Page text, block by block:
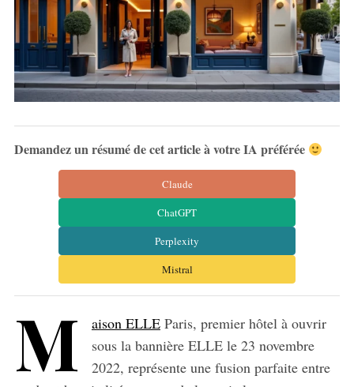
Demandez un résumé de cet article à votre IA préférée
Claude
ChatGPT
Perplexity
Mistral
M aison ELLEParis, premier hôtel à ouvrir
sous la bannière ELLE le 23 novembre
2022, représente une fusion parfaite entre